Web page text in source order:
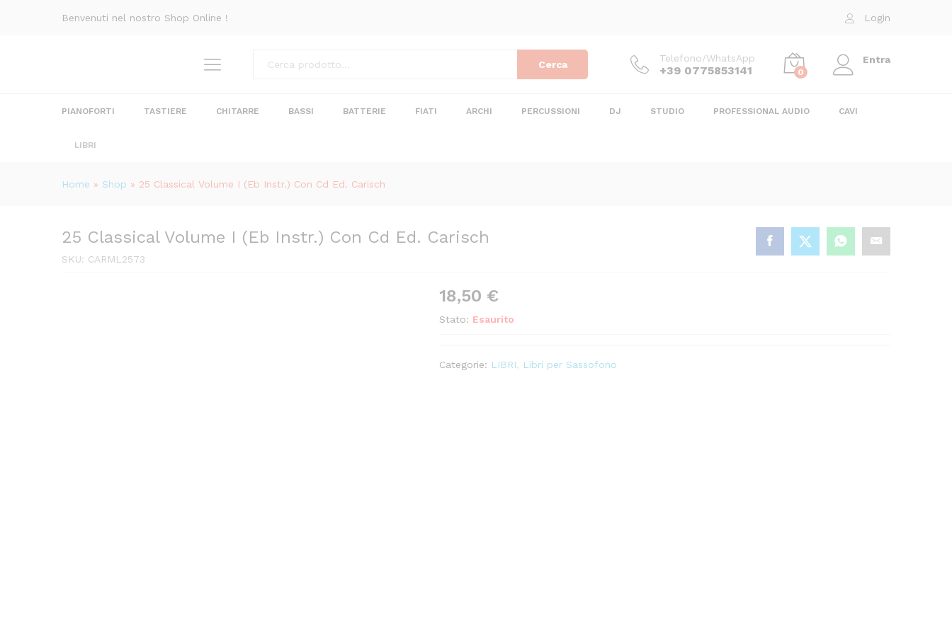
Benvenuti nel nostro Shop Online ! Login
Categorie Cerca
Telefono/WhatsApp
+39 0775853141 0
Entra
PIANOFORTI TASTIERE CHITARRE BASSI BATTERIE FIATI ARCHI PERCUSSIONI DJ STUDIO PROFESSIONAL AUDIO CAVI
LIBRI
Home » Shop » 25 Classical Volume I (Eb Instr.) Con Cd Ed. Carisch
25 Classical Volume I (Eb Instr.) Con Cd Ed. Carisch
SKU: CARML2573
18,50 €
Stato: Esaurito
Categorie: LIBRI Libri per Sassofono
25 Classical Volume I (Eb Instr.) Con Cd Ed. Carisch